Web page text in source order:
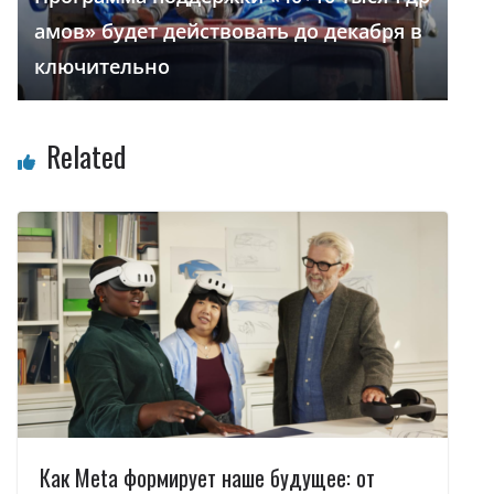
амов» будет действовать до декабря в
ключительно
Related
Как Meta формирует наше будущее: от